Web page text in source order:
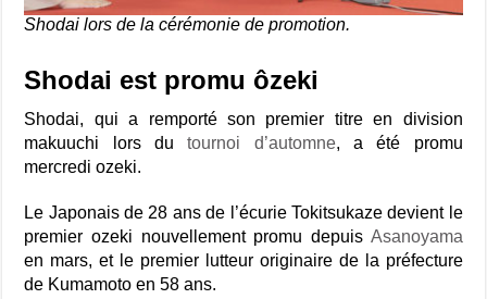
Shodai lors de la cérémonie de promotion.
Shodai est promu ôzeki
Shodai, qui a remporté son premier titre en division
makuuchi lors dutournoi d’automne, a été promu
mercredi ozeki.
Le Japonais de 28 ans de l’écurie Tokitsukaze devient le
premier ozeki nouvellement promu depuis Asanoyama
en mars, et le premier lutteur originaire de la préfecture
de Kumamoto en 58 ans.